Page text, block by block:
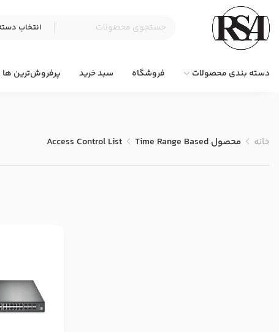
دسته بندی محصولات فروشگاه سبد خرید پرفروش‌ترین ها
خانه محصول Access Control List Time Range Based